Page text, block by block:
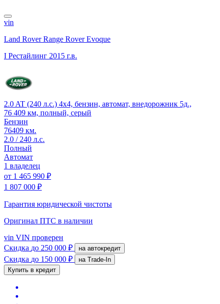
vin
Land Rover Range Rover Evoque
I Рестайлинг 2015 г.в.
2.0 AT (240 л.с.) 4x4, бензин, автомат, внедорожник 5д.,
76 409 км, полный, серый
Бензин
76409 км.
2.0 / 240 л.с.
Полный
Автомат
1 владелец
от 1 465 990 ₽
1 807 000 ₽
Гарантия юридической чистоты
Оригинал ПТС в наличии
vin VIN проверен
Скидка до 250 000 ₽ на автокредит
Скидка до 150 000 ₽
на Trade-In
Купить в кредит